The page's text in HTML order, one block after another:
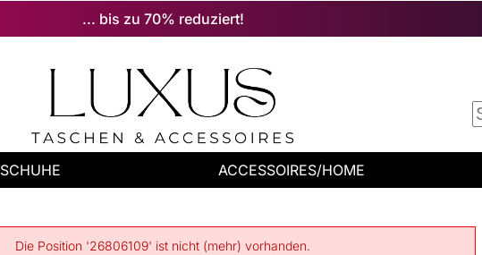
... bis zu 70% reduziert!
SCHUHE ACCESSOIRES/HOME
Die Position '26806109' ist nicht (mehr) vorhanden.